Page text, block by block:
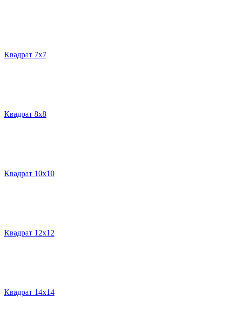
Квадрат 7х7
Квадрат 8х8
Квадрат 10х10
Квадрат 12х12
Квадрат 14х14